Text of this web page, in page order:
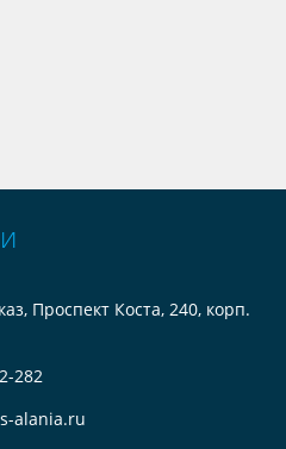
Проспект Коста, 240, корп.
282
alania.ru